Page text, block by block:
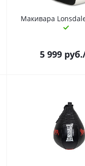
Макивара
5 999 руб.